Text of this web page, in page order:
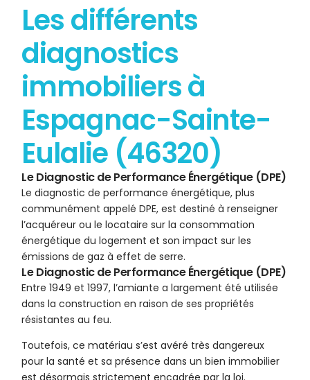
Les différents
diagnostics
immobiliers à
Espagnac-Sainte-
Eulalie (46320)
Le Diagnostic de Performance Énergétique (DPE)
Le diagnostic de performance énergétique, plus
communément appelé DPE, est destiné à renseigner
l’acquéreur ou le locataire sur la consommation
énergétique du logement et son impact sur les
émissions de gaz à effet de serre.
Le Diagnostic de Performance Énergétique (DPE)
Entre 1949 et 1997, l’amiante a largement été utilisée
dans la construction en raison de ses propriétés
résistantes au feu.
Toutefois, ce matériau s’est avéré très dangereux
pour la santé et sa présence dans un bien immobilier